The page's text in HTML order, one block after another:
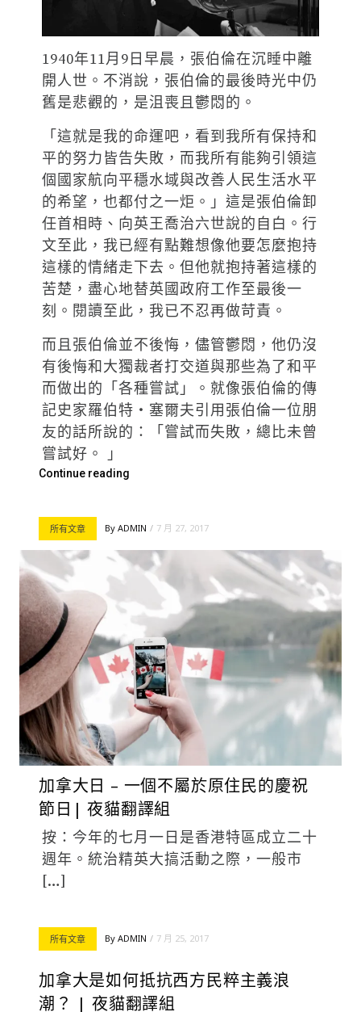
1940年11月9日早晨，張伯倫在沉睡中離
開人世。不消說，張伯倫的最後時光中仍
舊是悲觀的，是沮喪且鬱悶的。
「這就是我的命運吧，看到我所有保持和
平的努力皆告失敗，而我所有能夠引領這
個國家航向平穩水域與改善人民生活水平
的希望，也都付之一炬。」這是張伯倫卸
任首相時、向英王喬治六世說的自白。行
文至此，我已經有點難想像他要怎麼抱持
這樣的情緒走下去。但他就抱持著這樣的
苦楚，盡心地替英國政府工作至最後一
刻。閱讀至此，我已不忍再做苛責。
而且張伯倫並不後悔，儘管鬱悶，他仍沒
有後悔和大獨裁者打交道與那些為了和平
而做出的「各種嘗試」。就像張伯倫的傳
記史家羅伯特‧塞爾夫引用張伯倫一位朋
友的話所說的：「嘗試而失敗，總比未曾
嘗試好。 」
Continue reading
所有文章 By ADMIN 7 月 27, 2017
加拿大日 – 一個不屬於原住民的慶祝
節日| 夜貓翻譯組
按：今年的七月一日是香港特區成立二十
週年。統治精英大搞活動之際，一般市
[…]
所有文章 By ADMIN 7 月 25, 2017
加拿大是如何抵抗西方民粹主義浪
潮？ | 夜貓翻譯組